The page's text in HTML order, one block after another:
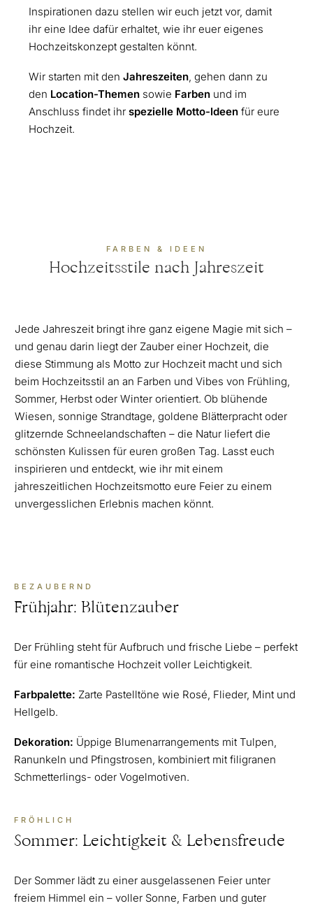
Inspirationen dazu stellen wir euch jetzt vor, damit
ihr eine Idee dafür erhaltet, wie ihr euer eigenes
Hochzeitskonzept gestalten könnt.
Wir starten mit den Jahreszeiten, gehen dann zu
den Location-Themen sowie Farben und im
Anschluss findet ihr spezielle Motto-Ideen für eure
Hochzeit.
FARBEN & IDEEN
Hochzeitsstile nach Jahreszeit
Jede Jahreszeit bringt ihre ganz eigene Magie mit sich –
und genau darin liegt der Zauber einer Hochzeit, die
diese Stimmung als Motto zur Hochzeit macht und sich
beim Hochzeitsstil an an Farben und Vibes von Frühling,
Sommer, Herbst oder Winter orientiert. Ob blühende
Wiesen, sonnige Strandtage, goldene Blätterpracht oder
glitzernde Schneelandschaften – die Natur liefert die
schönsten Kulissen für euren großen Tag. Lasst euch
inspirieren und entdeckt, wie ihr mit einem
jahreszeitlichen Hochzeitsmotto eure Feier zu einem
unvergesslichen Erlebnis machen könnt.
BEZAUBERND
Frühjahr: Blütenzauber
Der Frühling steht für Aufbruch und frische Liebe – perfekt
für eine romantische Hochzeit voller Leichtigkeit.
Farbpalette: Zarte Pastelltöne wie Rosé, Flieder, Mint und
Hellgelb.
Dekoration: Üppige Blumenarrangements mit Tulpen,
Ranunkeln und Pfingstrosen, kombiniert mit filigranen
Schmetterlings- oder Vogelmotiven.
FRÖHLICH
Sommer: Leichtigkeit & Lebensfreude
Der Sommer lädt zu einer ausgelassenen Feier unter
freiem Himmel ein – voller Sonne, Farben und guter